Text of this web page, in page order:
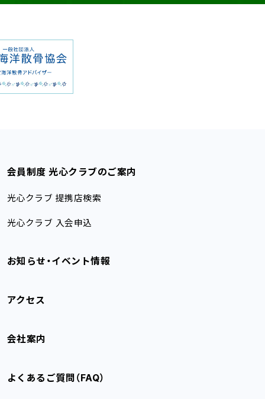
会員制度 光心クラブのご案内
光心クラブ 提携店検索
光心クラブ 入会申込
お知らせ・イベント情報
アクセス
会社案内
よくあるご質問（FAQ）